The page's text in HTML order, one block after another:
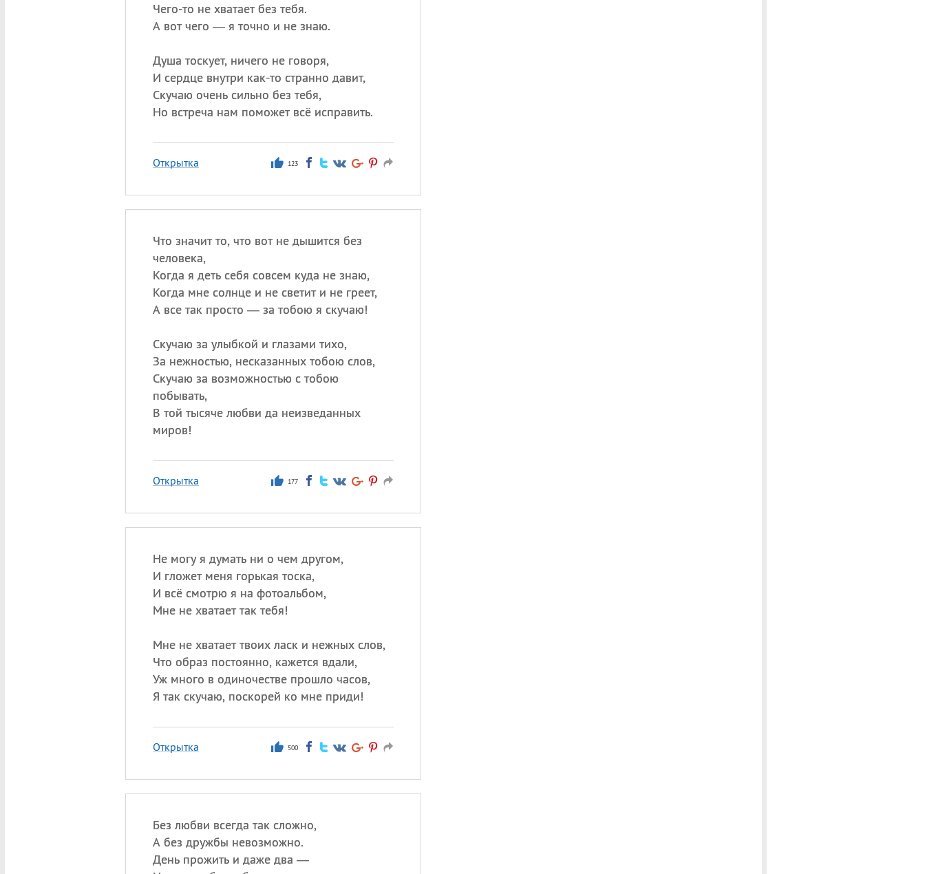
Чего-то не хватает без тебя.
А вот чего — я точно и не знаю.
Душа тоскует, ничего не говоря,
И сердце внутри как-то странно давит,
Скучаю очень сильно без тебя,
Но встреча нам поможет всё исправить.
Открытка 123
Что значит то, что вот не дышится без
человека,
Когда я деть себя совсем куда не знаю,
Когда мне солнце и не светит и не греет,
А все так просто — за тобою я скучаю!
Скучаю за улыбкой и глазами тихо,
За нежностью, несказанных тобою слов,
Скучаю за возможностью с тобою
побывать,
В той тысяче любви да неизведанных
миров!
Открытка 177
Не могу я думать ни о чем другом,
И гложет меня горькая тоска,
И всё смотрю я на фотоальбом,
Мне не хватает так тебя!
Мне не хватает твоих ласк и нежных слов,
Что образ постоянно, кажется вдали,
Уж много в одиночестве прошло часов,
Я так скучаю, поскорей ко мне приди!
Открытка 500
Без любви всегда так сложно,
А без дружбы невозможно.
День прожить и даже два —